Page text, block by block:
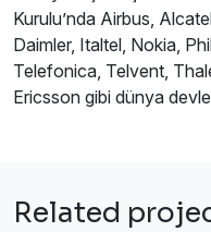
Kurulu’nda Airbus,
Daimler, Italtel, Nokia,
Telefonica, Telvent,
Ericsson gibi dünya
Related